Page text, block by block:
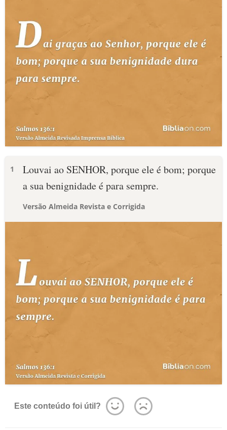
1
Louvai ao SENHOR, porque ele é bom; porque
a sua benignidade é para sempre.
Versão Almeida Revista e Corrigida
Este conteúdo foi útil?